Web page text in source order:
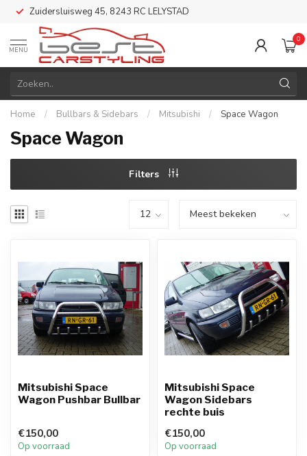
Zuidersluisweg 45, 8243 RC LELYSTAD
MENU
0
Home / Bullbars & Sidebars / Mitsubishi / Space Wagon
Space Wagon
Filters
Mitsubishi Space
Wagon Pushbar Bullbar
€150,00
Op voorraad
Mitsubishi Space
Wagon Sidebars
rechte buis
€150,00
Op voorraad